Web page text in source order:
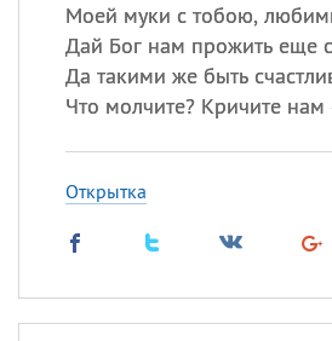
Моей муки с тобою,
Дай Бог нам прожить еще
Да такими же быть
Что молчите? Кричите
Открытка